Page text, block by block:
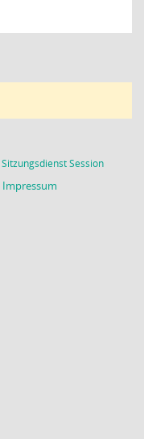
SitzungsdienstSession(Wird in
Impressum